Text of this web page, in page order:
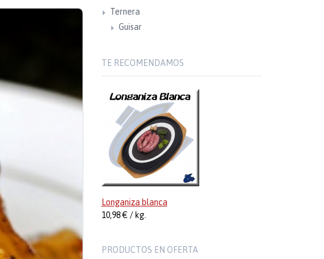
Ternera
Guisar
TE RECOMENDAMOS
Longaniza blanca
10,98 € / kg.
PRODUCTOS EN OFERTA